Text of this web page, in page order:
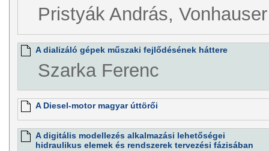
Pristyák András,
A dializáló gépek műszaki fejlődésének háttere
Szarka Ferenc
A Diesel-motor magyar úttörői
A digitális modellezés alkalmazási lehetőségei
hidraulikus elemek és rendszerek tervezési fázisában